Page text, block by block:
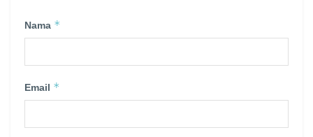
Nama *
Email *